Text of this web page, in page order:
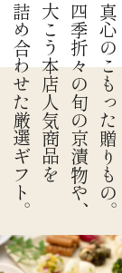
真心のこもった贈りもの。
四季折々の旬の京漬物や、
大こう本店人気商品を
詰め合わせた厳選ギフト。